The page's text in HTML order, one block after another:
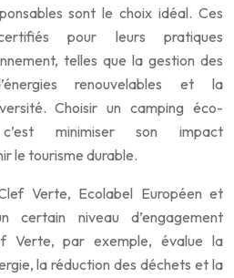
sont le choix idéal. Ces
pour leurs pratiques
telles que la gestion des
renouvelables et la
Choisir un camping éco-
minimiser son impact
le tourisme durable.
Verte, Ecolabel Européen et
certain niveau d’engagement
Verte, par exemple, évalue la
la réduction des déchets et la